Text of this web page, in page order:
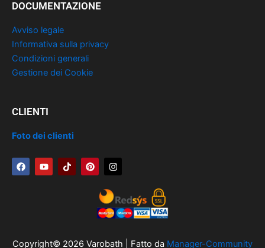
DOCUMENTAZIONE
Avviso legale
Informativa sulla privacy
Condizioni generali
Gestione dei Cookie
CLIENTI
Foto dei clienti
F
a
Y
o
T
i
P
i
I
n
a
g
r
Copyright© 2026 Varobath | Fatto da Manager-Community